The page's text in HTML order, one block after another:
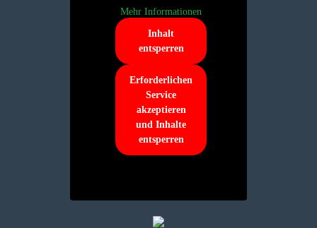
Mehr Informationen
Inhalt
entsperren
Erforderlichen
Service
akzeptieren
und Inhalte
entsperren